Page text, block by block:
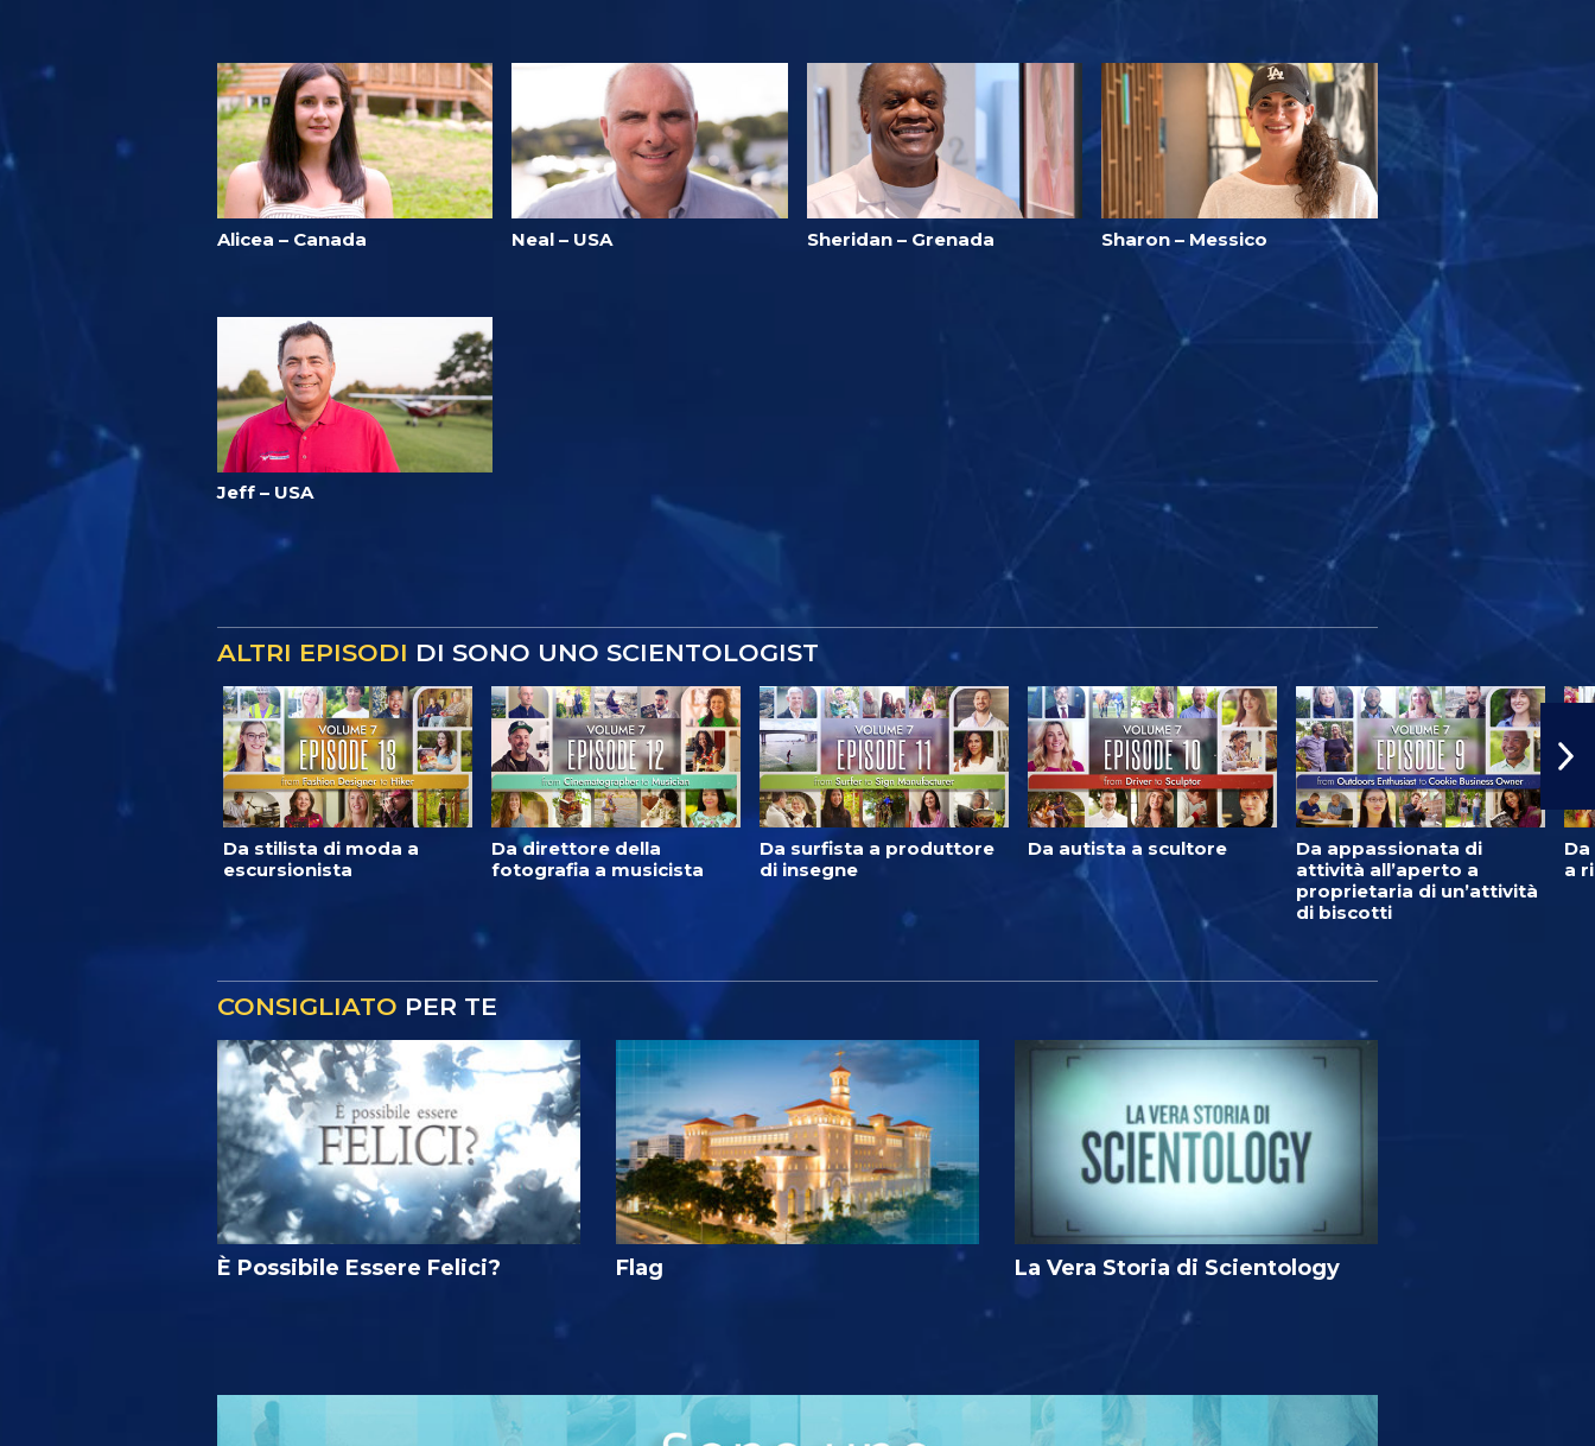
Alicea – Canada Neal – USA Sheridan – Grenada Sharon – Messico
Jeff – USA
ALTRI EPISODI DI SONO UNO SCIENTOLOGIST
Da stilista di moda a
escursionista
Da direttore della
fotografia a musicista
Da surfista a produttore
di insegne
Da autista a scultore
Da appassionata di
attività all’aperto a
proprietaria di un’attività
di biscotti
a
CONSIGLIATO PER TE
È Possibile Essere Felici? Flag La Vera Storia di Scientology